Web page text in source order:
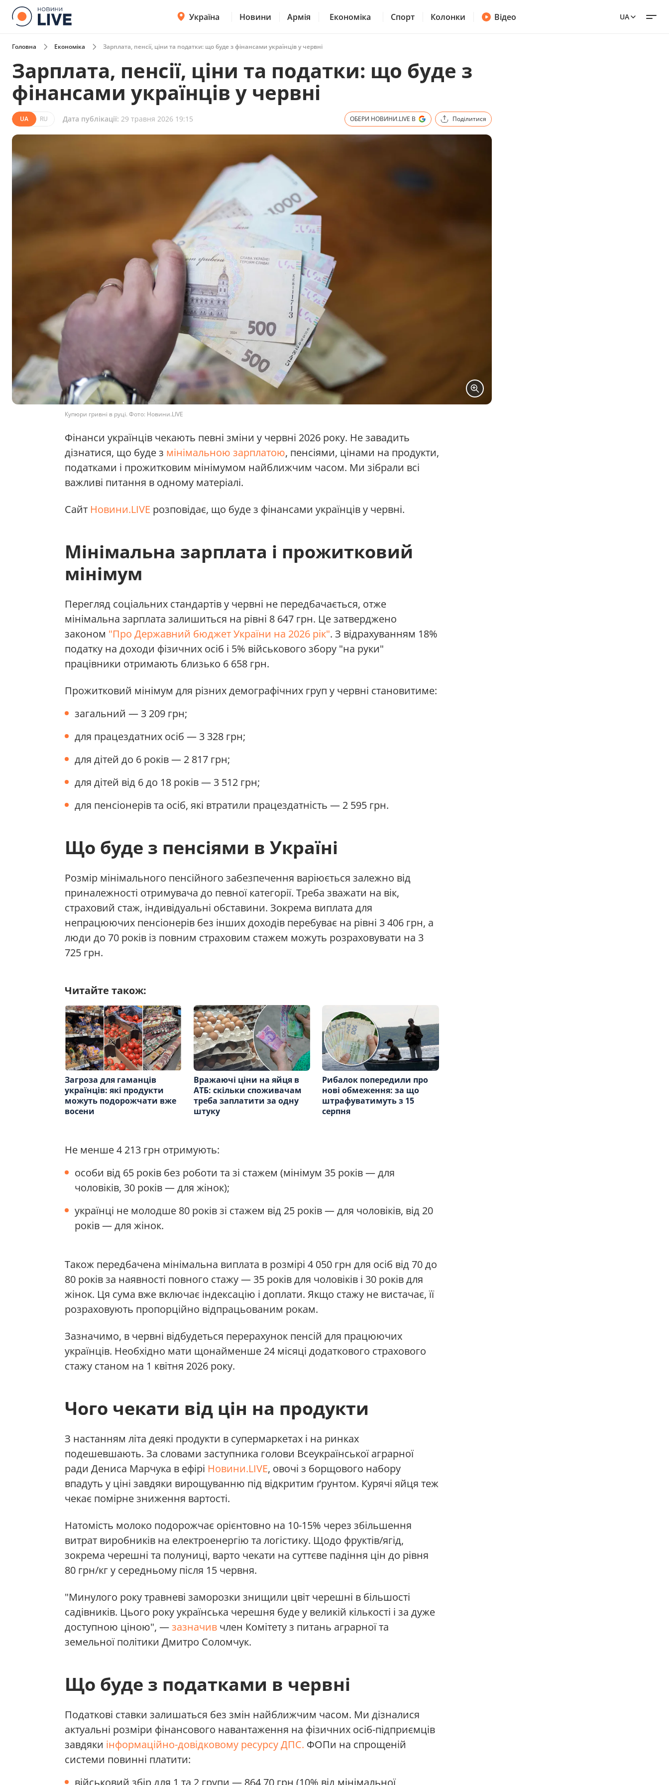
Україна Новини Армія Економіка Спорт Колонки Відео UA
Головна Економіка Зарплата, пенсії, ціни та податки: що буде з фінансами українців у червні
Зарплата, пенсії, ціни та податки: що буде з
фінансами українців у червні
UA RU Дата публікації: 29 травня 2026 19:15 ОБЕРИ НОВИНИ.LIVE В Поділитися
Купюри гривні в руці. Фото: Новини.LIVE
Фінанси українців чекають певні зміни у червні 2026 року. Не завадить
дізнатися, що буде з мінімальною зарплатою, пенсіями, цінами на продукти,
податками і прожитковим мінімумом найближчим часом. Ми зібрали всі
важливі питання в одному матеріалі.
Сайт Новини.LIVE розповідає, що буде з фінансами українців у червні.
Мінімальна зарплата і прожитковий
мінімум
Перегляд соціальних стандартів у червні не передбачається, отже
мінімальна зарплата залишиться на рівні 8 647 грн. Це затверджено
законом "Про Державний бюджет України на 2026 рік". З відрахуванням 18%
податку на доходи фізичних осіб і 5% військового збору "на руки"
працівники отримають близько 6 658 грн.
Прожитковий мінімум для різних демографічних груп у червні становитиме:
загальний — 3 209 грн;
для працездатних осіб — 3 328 грн;
для дітей до 6 років — 2 817 грн;
для дітей від 6 до 18 років — 3 512 грн;
для пенсіонерів та осіб, які втратили працездатність — 2 595 грн.
Що буде з пенсіями в Україні
Розмір мінімального пенсійного забезпечення варіюється залежно від
приналежності отримувача до певної категорії. Треба зважати на вік,
страховий стаж, індивідуальні обставини. Зокрема виплата для
непрацюючих пенсіонерів без інших доходів перебуває на рівні 3 406 грн, а
люди до 70 років із повним страховим стажем можуть розраховувати на 3
725 грн.
Читайте також:
Загроза для гаманців
українців: які продукти
можуть подорожчати вже
восени
Вражаючі ціни на яйця в
АТБ: скільки споживачам
треба заплатити за одну
штуку
Рибалок попередили про
нові обмеження: за що
штрафуватимуть з 15
серпня
Не менше 4 213 грн отримують:
особи від 65 років без роботи та зі стажем (мінімум 35 років — для
чоловіків, 30 років — для жінок);
українці не молодше 80 років зі стажем від 25 років — для чоловіків, від 20
років — для жінок.
Також передбачена мінімальна виплата в розмірі 4 050 грн для осіб від 70 до
80 років за наявності повного стажу — 35 років для чоловіків і 30 років для
жінок. Ця сума вже включає індексацію і доплати. Якщо стажу не вистачає, її
розраховують пропорційно відпрацьованим рокам.
Зазначимо, в червні відбудеться перерахунок пенсій для працюючих
українців. Необхідно мати щонайменше 24 місяці додаткового страхового
стажу станом на 1 квітня 2026 року.
Чого чекати від цін на продукти
З настанням літа деякі продукти в супермаркетах і на ринках
подешевшають. За словами заступника голови Всеукраїнської аграрної
ради Дениса Марчука в ефірі Новини.LIVE, овочі з борщового набору
впадуть у ціні завдяки вирощуванню під відкритим ґрунтом. Курячі яйця теж
чекає помірне зниження вартості.
Натомість молоко подорожчає орієнтовно на 10-15% через збільшення
витрат виробників на електроенергію та логістику. Щодо фруктів/ягід,
зокрема черешні та полуниці, варто чекати на суттєве падіння цін до рівня
80 грн/кг у середньому після 15 червня.
"Минулого року травневі заморозки знищили цвіт черешні в більшості
садівників. Цього року українська черешня буде у великій кількості і за дуже
доступною ціною", —зазначив член Комітету з питань аграрної та
земельної політики Дмитро Соломчук.
Що буде з податками в червні
Податкові ставки залишаться без змін найближчим часом. Ми дізналися
актуальні розміри фінансового навантаження на фізичних осіб-підприємців
завдяки інформаційно-довідковому ресурсу ДПС. ФОПи на спрощеній
системи повинні платити:
військовий збір для 1 та 2 групи — 864,70 грн (10% від мінімальної